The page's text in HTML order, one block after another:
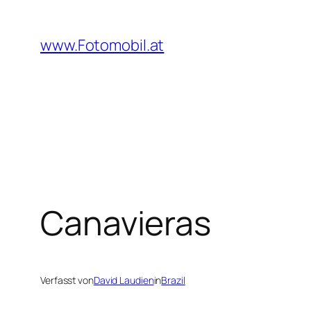
springen
www.Fotomobil.at
Canavieras
Verfasst vonDavid LaudieninBrazil